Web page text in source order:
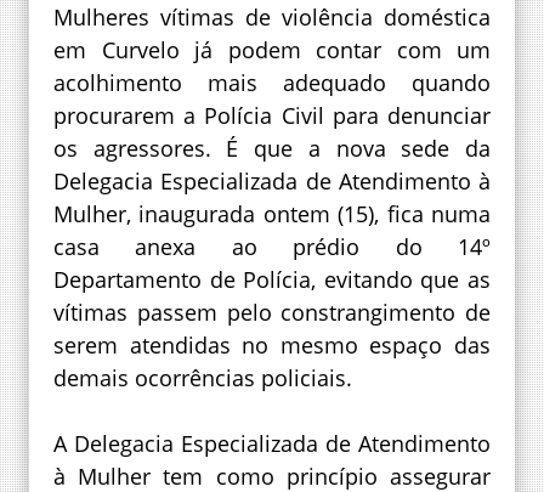
Mulheres vítimas de violência doméstica
em Curvelo já podem contar com um
acolhimento mais adequado quando
procurarem a Polícia Civil para denunciar
os agressores. É que a nova sede da
Delegacia Especializada de Atendimento à
Mulher, inaugurada ontem (15), fica numa
casa anexa ao prédio do 14º
Departamento de Polícia, evitando que as
vítimas passem pelo constrangimento de
serem atendidas no mesmo espaço das
demais ocorrências policiais.
A Delegacia Especializada de Atendimento
à Mulher tem como princípio assegurar